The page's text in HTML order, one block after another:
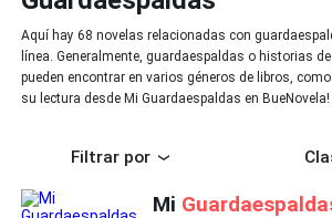
Aquí hay 68 novelas relacionadas con
línea. Generalmente, guardaespaldas o historias
pueden encontrar en varios géneros de libros,
su lectura desde Mi Guardaespaldas en BueNovela!
Filtrar por
Mi